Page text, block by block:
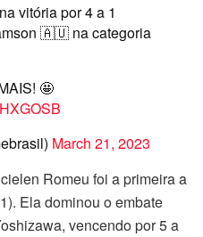
vitória por 4 a 1
🇦🇺 na categoria
🤩
March 21, 2023
Romeu foi a primeira a
Ela dominou o embate
vencendo por 5 a